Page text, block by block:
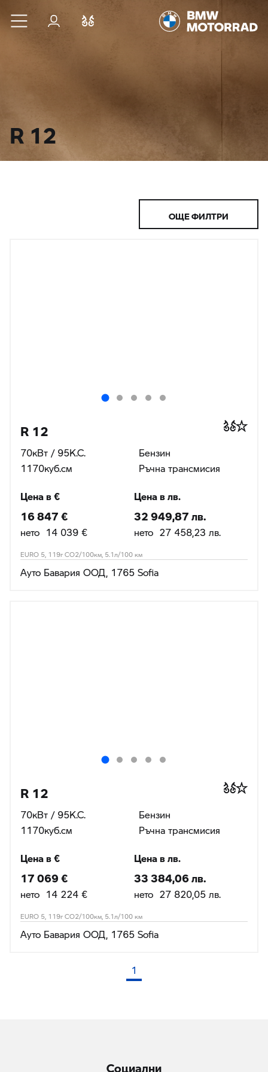
Към основното съдържание
Вход
R 12
ОЩЕ ФИЛТРИ
R 12
70кВт / 95К.С.
1170куб.cм
Бензин
Ръчна трансмисия
Цена в €
16 847 €
нето 14 039 €
Цена в лв.
32 949,87 лв.
нето 27 458,23 лв.
EURO 5, 119г CO2/100км, 5.1л/100 км
Ауто Бавария ООД, 1765 Sofia
R 12
70кВт / 95К.С.
1170куб.cм
Бензин
Ръчна трансмисия
Цена в €
17 069 €
нето 14 224 €
Цена в лв.
33 384,06 лв.
нето 27 820,05 лв.
EURO 5, 119г CO2/100км, 5.1л/100 км
Ауто Бавария ООД, 1765 Sofia
1
Социални